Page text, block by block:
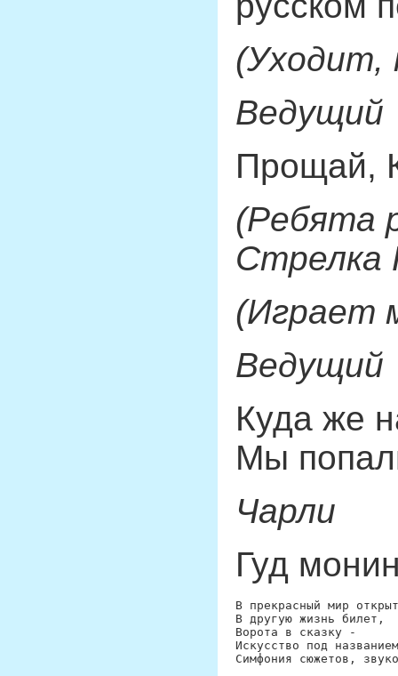
(Уходит,
Ведущий
Прощай,
(Ребята
Стрелка
(Играет
Ведущий
Куда же
Мы
Чарли
Гуд
В прекрасный мир
В другую жизнь билет,
Ворота в сказку -
Искусство под